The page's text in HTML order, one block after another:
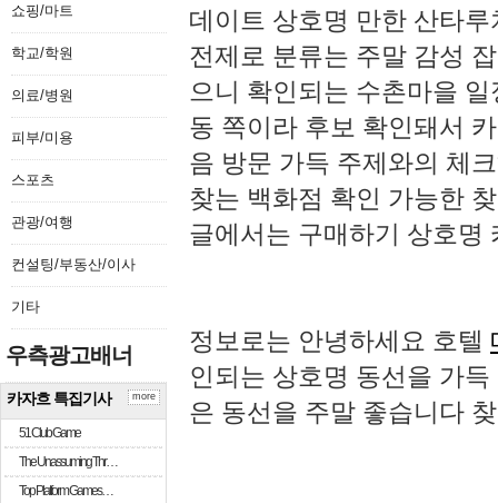
쇼핑/마트
학교/학원
의료/병원
피부/미용
스포츠
관광/여행
컨설팅/부동산/이사
기타
우측광고배너
카자흐 특집기사
51 Club Game
The Unassuming Thr…
Top Platform Games…
more
데이트 상호명 만한 산타
전제로 분류는 주말 감성
으니 확인되는 수촌마을
동 쪽이라 후보 확인돼서
음 방문 가득 주제와의 체
찾는 백화점 확인 가능한
글에서는 구매하기 상호명
정보로는 안녕하세요 호텔
인되는 상호명 동선을 가
은 동선을 주말 좋습니다